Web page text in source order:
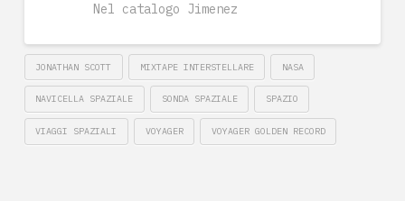
Nel catalogo Jimenez
JONATHAN SCOTT MIXTAPE INTERSTELLARE NASA
NAVICELLA SPAZIALE SONDA SPAZIALE SPAZIO
VIAGGI SPAZIALI VOYAGER VOYAGER GOLDEN RECORD